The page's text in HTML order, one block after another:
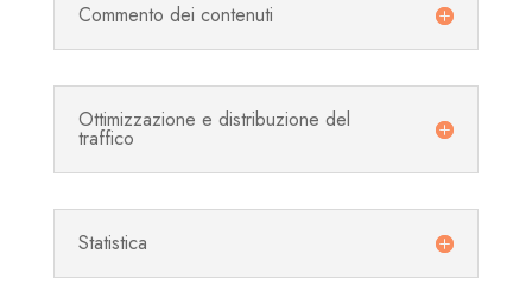
Commento dei contenuti
Ottimizzazione e distribuzione del
traffico
Statistica